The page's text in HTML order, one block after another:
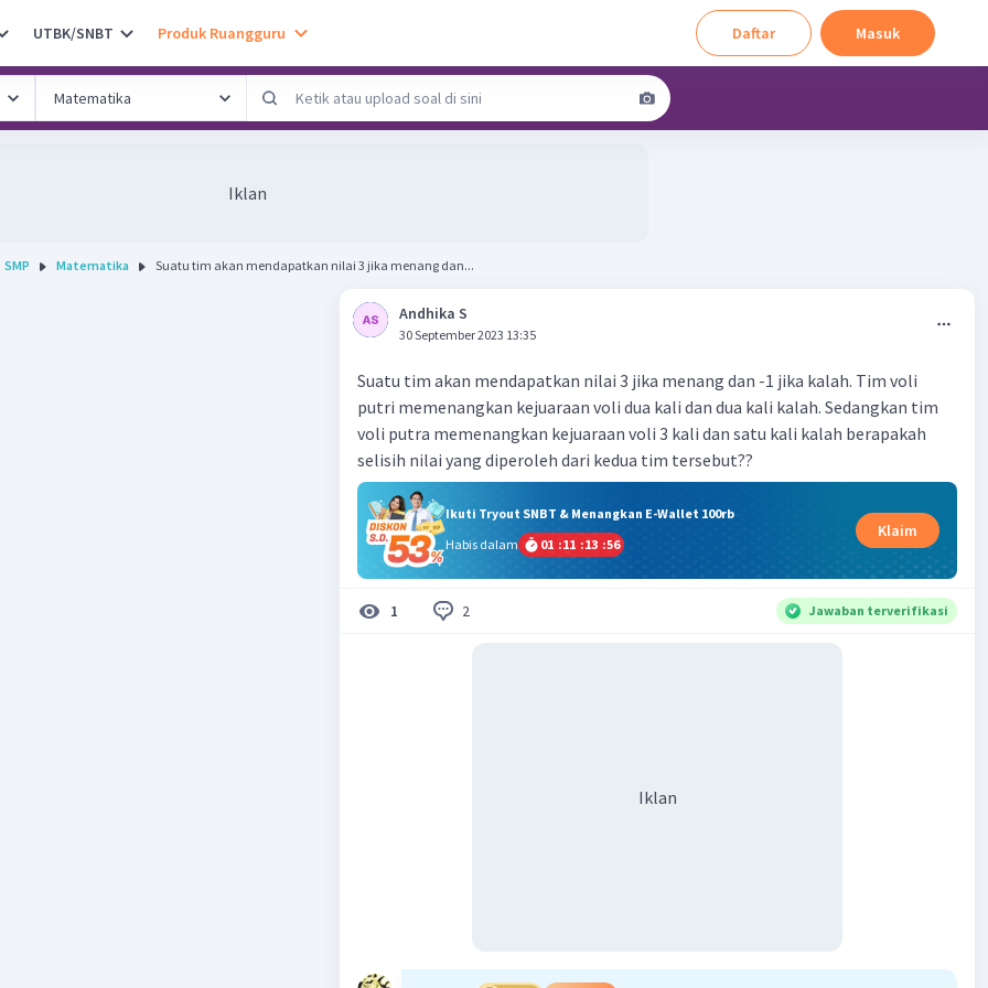
UTBK/SNBT Produk Ruangguru Daftar Masuk
Iklan
SMP Matematika Suatu tim akan mendapatkan nilai 3 jika menang dan...
Andhika S
30 September 2023 13:35
Suatu tim akan mendapatkan nilai 3 jika menang dan -1 jika kalah. Tim voli
putri memenangkan kejuaraan voli dua kali dan dua kali kalah. Sedangkan tim
voli putra memenangkan kejuaraan voli 3 kali dan satu kali kalah berapakah
selisih nilai yang diperoleh dari kedua tim tersebut??
Ikuti Tryout SNBT & Menangkan E-Wallet 100rb
Habis dalam
01 :11 :13 :55
Klaim
1 2 Jawaban terverifikasi
Iklan